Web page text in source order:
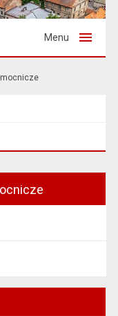
Menu